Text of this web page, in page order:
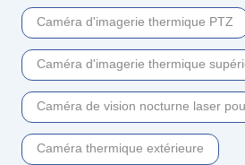
Caméra d'imagerie thermique PTZ
Caméra d'imagerie thermique
Caméra de vision nocturne laser
Caméra thermique extérieure